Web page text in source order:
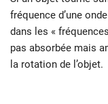
fréquence d’une
dans les «
pas absorbée mais
la rotation de l’objet.